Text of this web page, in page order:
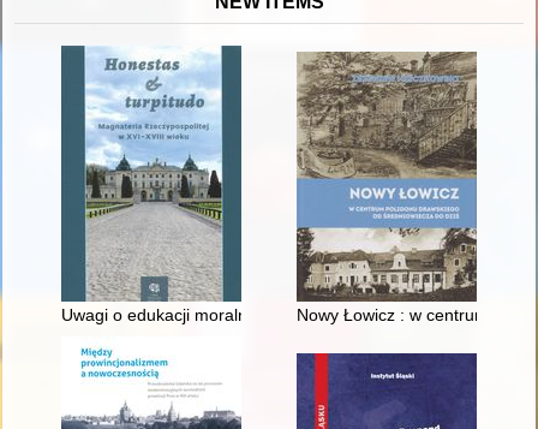
Uwagi o edukacji moralnej synów szlacheckich w XVI-
Nowy Łowicz : w centrum